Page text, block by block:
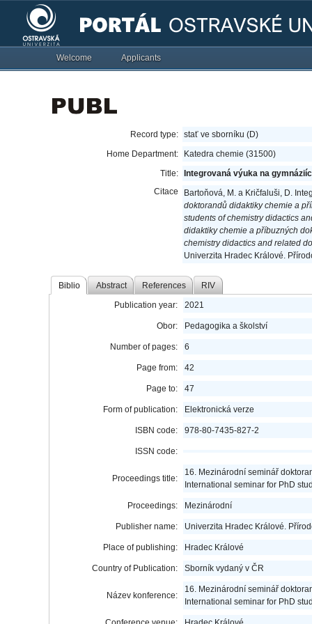
Welcome Applicants
Record type: stať ve sborníku (D)
Home Department:
Katedra chemie (31500)
Title:
Integrovaná výuka na
Citace
Bartoňová, M. a Kričfaluši, D.
doktorandů didaktiky chemie a
students of chemistry didactics
didaktiky chemie a příbuzných
chemistry didactics and related
Univerzita Hradec Králové.
Biblio Abstract References RIV
Publication year: 2021
Obor: Pedagogika a školství
Number of pages: 6
Page from: 42
Page to: 47
Form of publication: Elektronická verze
ISBN code: 978-80-7435-827-2
ISSN code:
Proceedings title:
16. Mezinárodní seminář
International seminar for PhD
Proceedings: Mezinárodní
Publisher name: Univerzita Hradec Králové.
Place of publishing: Hradec Králové
Country of Publication: Sborník vydaný v ČR
Název konference:
16. Mezinárodní seminář
International seminar for PhD